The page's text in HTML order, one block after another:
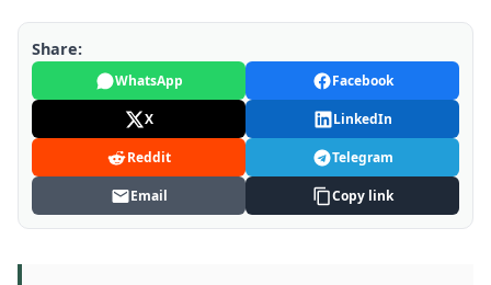
Share:
WhatsApp Facebook
X LinkedIn
Reddit Telegram
Email Copy link